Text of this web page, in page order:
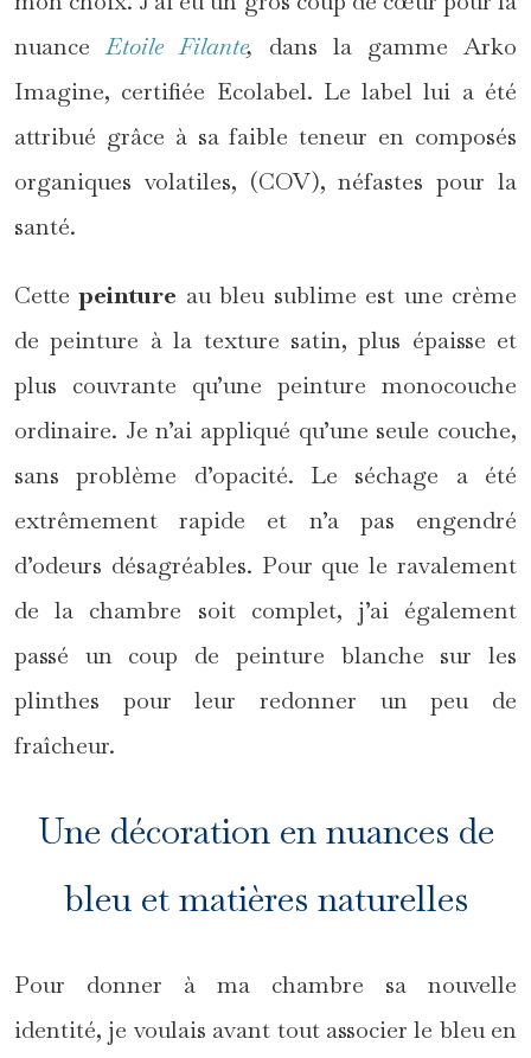
nuanceEtoile Filante, dans la gamme Arko
Imagine, certifiée Ecolabel. Le label lui a été
attribué grâce à sa faible teneur en composés
organiques volatiles, (COV), néfastes pour la
santé.
Cettepeinture au bleu sublime est une crème
de peinture à la texture satin, plus épaisse et
plus couvrante qu’une peinture monocouche
ordinaire. Je n’ai appliqué qu’une seule couche,
sans problème d’opacité. Le séchage a été
extrêmement rapide et n’a pas engendré
d’odeurs désagréables. Pour que le ravalement
de la chambre soit complet, j’ai également
passé un coup de peinture blanche sur les
plinthes pour leur redonner un peu de
fraîcheur.
Une décoration en nuances de
bleu et matières naturelles
Pour donner à ma chambre sa nouvelle
identité, je voulais avant tout associer le bleu en